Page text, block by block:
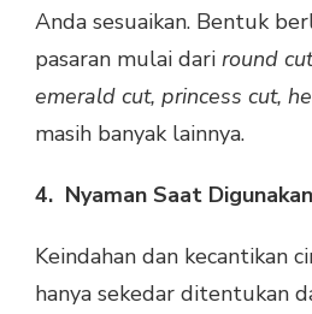
Anda sesuaikan. Bentuk
pasaran mulai dari round
emerald cut, princess cut,
masih banyak lainnya.
4. Nyaman Saat Digunakan
Keindahan dan kecantikan
hanya sekedar ditentukan